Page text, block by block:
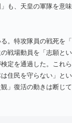
も、天皇の軍隊を意
。特攻隊員の戦死を
戦場動員を「志願と
定を通過した。これ
住民を守らない」と
」復活の動きは断じ